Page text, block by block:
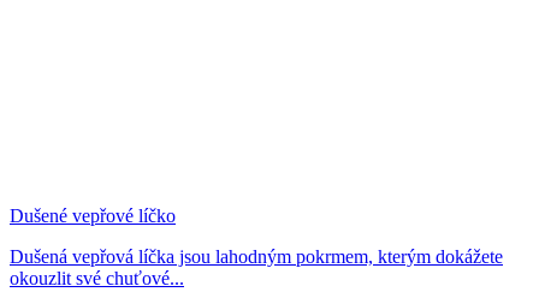
Dušené vepřové líčko
Dušená vepřová líčka jsou lahodným pokrmem, kterým dokážete
okouzlit své chuťové...